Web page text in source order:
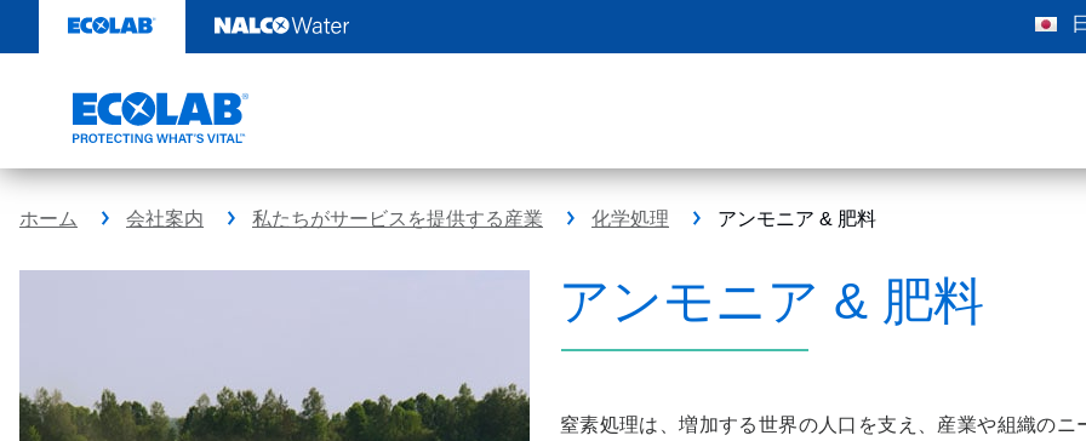
テ
る
ホーム 会社案内 私たちがサービスを提供する産業 化学処理 アンモニア & 肥料
アンモニア & 肥料
窒素処理は、増加する世界の人口を支え、産業や組織の